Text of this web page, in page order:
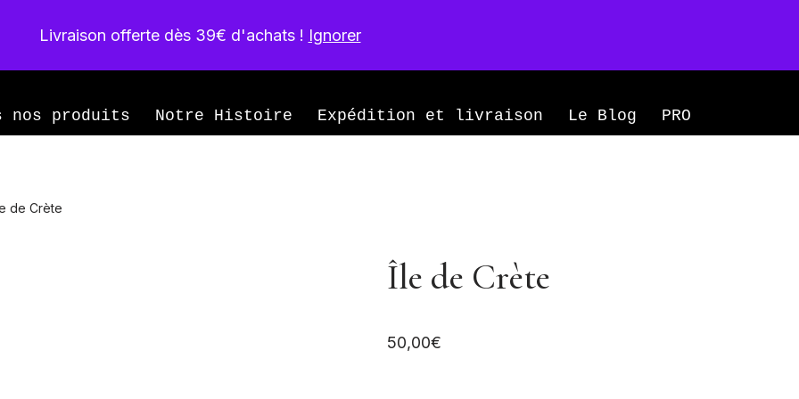
Livraison offerte dès 39€ d'achats ! Ignorer
nos produits Notre Histoire Expédition et livraison Le Blog PRO
de Crète
Île de Crète
50,00€